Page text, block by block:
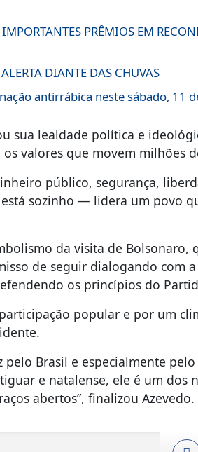
PRÊMIOS EM
DIANTE DAS CHUVAS
antirrábica neste sábado, 11
sua lealdade política e
valores que movem milhões
público, segurança,
sozinho — lidera um povo
da visita de Bolsonaro,
de seguir dialogando com
os princípios do
popular e por um
Brasil e especialmente
e natalense, ele é um dos
abertos”, finalizou Azevedo.